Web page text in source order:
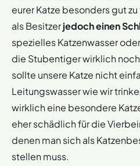
eurer Katze besonders gut
als Besitzerjedoch einen
spezielles Katzenwasser
die Stubentiger wirklich
sollte unsere Katze nicht
Leitungswasser wie wir
wirklich eine besondere
eher schädlich für die
denen man sich als
stellen muss.